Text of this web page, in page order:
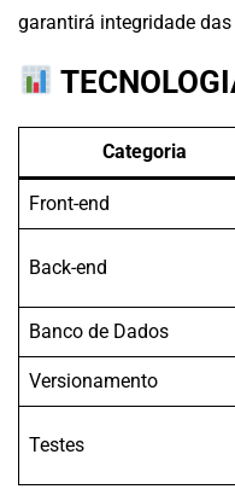
garantirá integridade
Categoria
Front-end
Back-end
Banco de Dados
Versionamento
Testes